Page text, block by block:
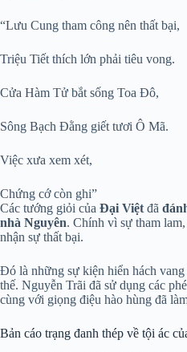
“Lưu Cung tham công nên thất bại,
Triệu Tiết thích lớn phải tiêu vong.
Cửa Hàm Tử bắt sống Toa Đô,
Sông Bạch Đằng giết tươi Ô Mã.
Việc xưa xem xét,
Chứng cớ còn ghi”
Các tướng giỏi của Đại Việt đã
nhà Nguyên. Chính vì sự tham
nhận sự thất bại.
Đó là những sự kiện hiển hách
thế. Nguyễn Trãi đã sử dụng các
cùng với giọng điệu hào hùng đã
Bản cáo trạng đanh thép về tội ác